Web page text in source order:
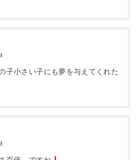
子小さい子にも夢を与えてくれた